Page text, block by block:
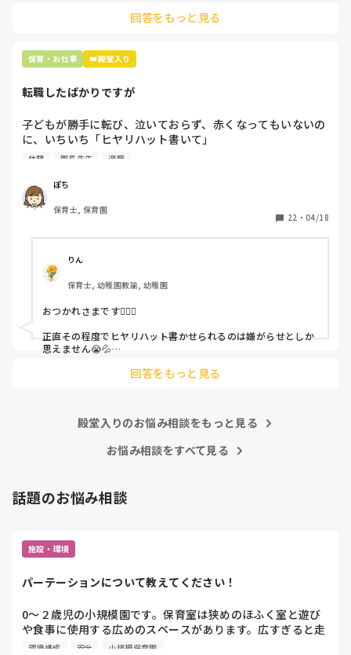
て貰い、主任に報告してます。
回答をもっと見る
保育・お仕事 👑殿堂入り
転職したばかりですが
子どもが勝手に転び、泣いておらず、赤くなってもいないの
に、いちいち「ヒヤリハット書いて」
と書かされ
（そう言う本人は書かない）
しかも、上司に↑この内容でも
ちゃんと考えて対策を練って書き込むようにと。
呼ばれて一緒に対策を考えさせられること多数
これだけで30〜40分拘束されて辛いです
皆さんの園はどうですか?
休憩 園長先生 退職
ぽち
保育士, 保育園
22 ・ 04/18
りん
保育士, 幼稚園教諭, 幼稚園
おつかれさまです🙇🏻‍♀️
正直その程度でヒヤリハット書かせられるのは嫌がらせとしか
思えません😭💦
回答をもっと見る
殿堂入りのお悩み相談をもっと見る
お悩み相談をすべて見る
話題のお悩み相談
施設・環境
パーテーションについて教えてください！
0〜２歳児の小規模園です。保育室は狭めのほふく室と遊び
や食事に使用する広めのスペースがあります。広すぎると走
り回ったりして落ち着かないので、活動によってパーテーシ
環境構成 安全 小規模保育園